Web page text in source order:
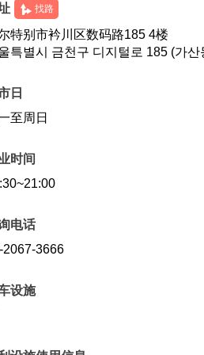
找路
特别市衿川区数码路185 4楼
특별시 금천구 디지털로 185 (가산
日
至周日
时间
电话
2067-3666
设施